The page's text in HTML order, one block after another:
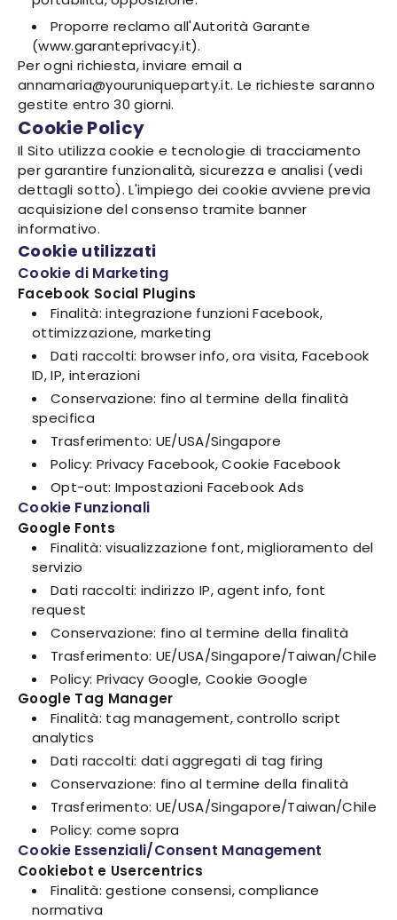
Proporre reclamo all'Autorità Garante
(www.garanteprivacy.it).
Per ogni richiesta, inviare email a
annamaria@youruniqueparty.it. Le richieste saranno
gestite entro 30 giorni.
Cookie Policy
Il Sito utilizza cookie e tecnologie di tracciamento
per garantire funzionalità, sicurezza e analisi (vedi
dettagli sotto). L'impiego dei cookie avviene previa
acquisizione del consenso tramite banner
informativo.
Cookie utilizzati
Cookie di Marketing
Facebook Social Plugins
Finalità: integrazione funzioni Facebook,
ottimizzazione, marketing
Dati raccolti: browser info, ora visita, Facebook
ID, IP, interazioni
Conservazione: fino al termine della finalità
specifica
Trasferimento: UE/USA/Singapore
Policy: Privacy Facebook, Cookie Facebook
Opt-out: Impostazioni Facebook Ads
Cookie Funzionali
Google Fonts
Finalità: visualizzazione font, miglioramento del
servizio
Dati raccolti: indirizzo IP, agent info, font
request
Conservazione: fino al termine della finalità
Trasferimento: UE/USA/Singapore/Taiwan/Chile
Policy: Privacy Google, Cookie Google
Google Tag Manager
Finalità: tag management, controllo script
analytics
Dati raccolti: dati aggregati di tag firing
Conservazione: fino al termine della finalità
Trasferimento: UE/USA/Singapore/Taiwan/Chile
Policy: come sopra
Cookie Essenziali/Consent Management
Cookiebot e Usercentrics
Finalità: gestione consensi, compliance
normativa